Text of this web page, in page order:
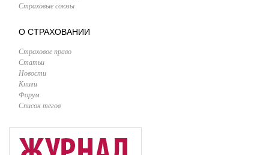
Страховые союзы
О СТРАХОВАНИИ
Страховое право
Статьи
Новости
Книги
Форум
Список тегов